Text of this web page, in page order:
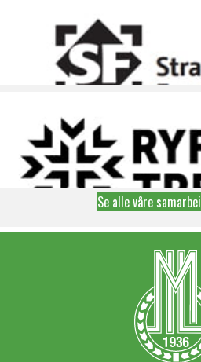
Se alle våre